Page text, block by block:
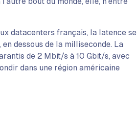
datacenters français, la latence se
dessous de la milliseconde. La
de 2 Mbit/s à 10 Gbit/s, avec
dans une région américaine